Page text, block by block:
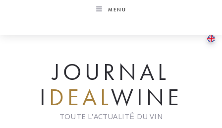
MENU
JOURNAL
I DEALWINE
TOUTE L'ACTUALITÉ DU VIN